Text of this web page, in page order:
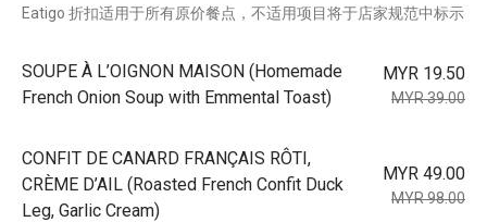
Eatigo 折扣适用于所有原价餐点，不适用项目将于店家规范中标示
⁠SOUPE À L’OIGNON MAISON (Homemade
French Onion Soup with Emmental Toast)
MYR 19.50
MYR 39.00
⁠CONFIT DE CANARD FRANÇAIS RÔTI,
CRÈME D’AIL (Roasted French Confit Duck
Leg, Garlic Cream)
MYR 49.00
MYR 98.00